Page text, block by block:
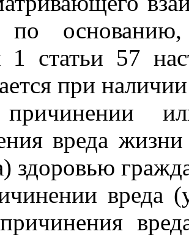
основанию,
1 статьи 57
при
или
вреда
здоровью
вреда